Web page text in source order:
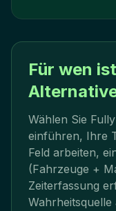
Für wen
Wählen Sie
einführen, Ihre
Feld arbeiten,
(Fahrzeuge +
Zeiterfassung